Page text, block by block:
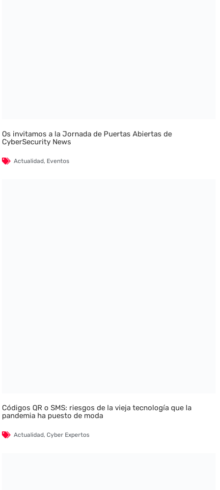
Os invitamos a la Jornada de Puertas Abiertas de
CyberSecurity News
Actualidad, Eventos
Códigos QR o SMS: riesgos de la vieja tecnología que la
pandemia ha puesto de moda
Actualidad,Cyber Expertos